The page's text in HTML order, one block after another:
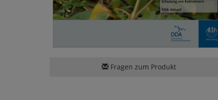
Fragen zum Produkt